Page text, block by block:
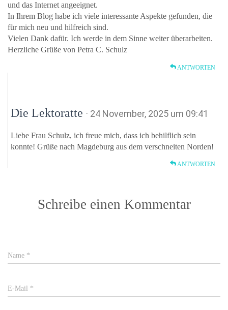
und das Internet angeeignet.
In Ihrem Blog habe ich viele interessante Aspekte gefunden, die
für mich neu und hilfreich sind.
Vielen Dank dafür. Ich werde in dem Sinne weiter überarbeiten.
Herzliche Grüße von Petra C. Schulz
ANTWORTEN
Die Lektoratte · 24 November, 2025 um 09:41
Liebe Frau Schulz, ich freue mich, dass ich behilflich sein
konnte! Grüße nach Magdeburg aus dem verschneiten Norden!
ANTWORTEN
Schreibe einen Kommentar
Name *
E-Mail *